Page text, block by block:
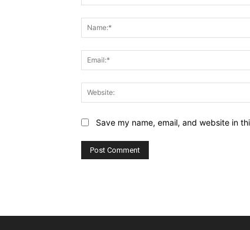
Save my name, email, and website in